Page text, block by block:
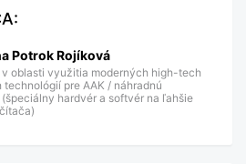
Potrok Rojíková
oblasti využitia moderných high-tech
pre AAK / náhradnú
hardvér a softvér na ľahšie